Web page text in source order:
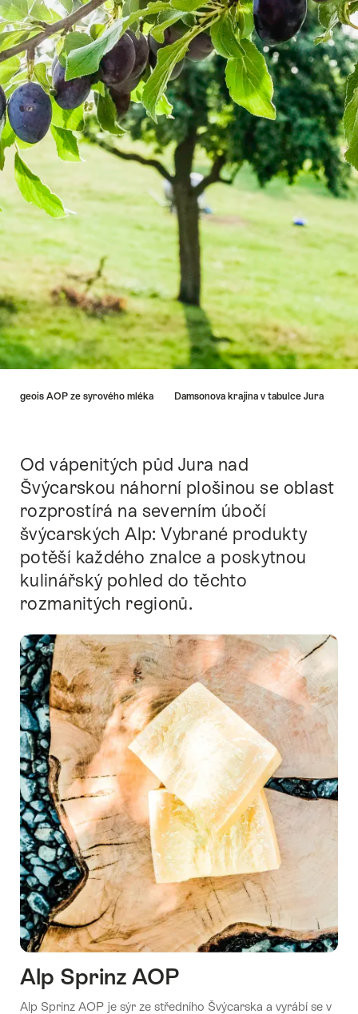
AOP ze syrového mléka Damsonova krajina v tabulce Jura
Intro
Od vápenitých půd Jura nad
Švýcarskou náhorní plošinou se oblast
rozprostírá na severním úbočí
švýcarských Alp: Vybrané produkty
potěší každého znalce a poskytnou
kulinářský pohled do těchto
rozmanitých regionů.
Alp Sprinz AOP
Alp Sprinz AOP je sýr ze středního Švýcarska a vyrábí se v